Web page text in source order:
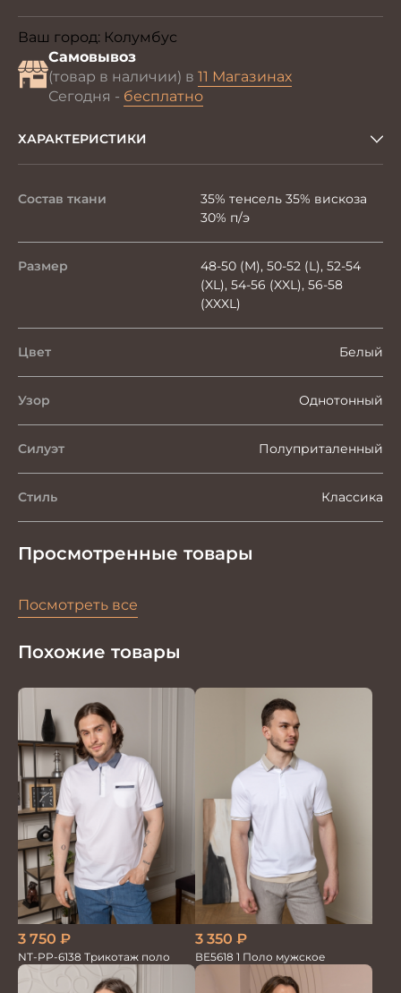
Ваш город: Колумбус
Самовывоз
(товар в наличии) в 11 Магазинах
Сегодня - бесплатно
ХАРАКТЕРИСТИКИ
Состав ткани
35% тенсель 35% вискоза
30% п/э
Размер
48-50 (M), 50-52 (L), 52-54
(XL), 54-56 (XXL), 56-58
(XXXL)
Цвет Белый
Узор Однотонный
Силуэт Полуприталенный
Стиль Классика
Просмотренные товары
Посмотреть все
Похожие товары
3 750 ₽
NT-PP-6138 Трикотаж поло
3 350 ₽
ВЕ5618 1 Поло мужское